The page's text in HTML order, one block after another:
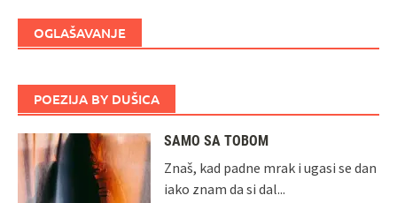
OGLAŠAVANJE
POEZIJA BY DUŠICA
SAMO SA TOBOM
Znaš, kad padne mrak i ugasi se dan
iako znam da si dal...